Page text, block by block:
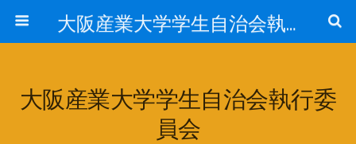
大阪産業大学学生自治会執行委員会
大阪産業大学学生自治会執行委
員会